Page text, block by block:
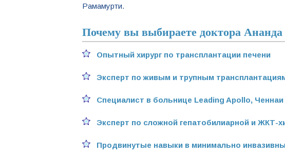
Рамамурти.
Почему вы выбираете доктора
Опытный хирург по трансплантации печени
Эксперт по живым и трупным
Специалист в больнице Leading Apollo, Ченнаи
Эксперт по сложной гепатобилиарной и ЖКТ-
Продвинутые навыки в минимально